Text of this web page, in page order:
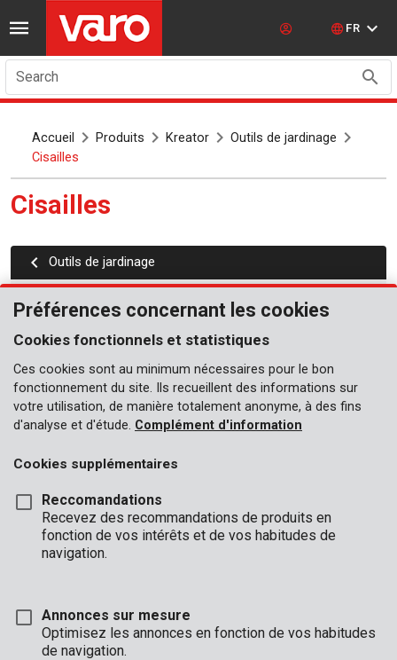
FR
Search
Accueil Produits Kreator
Outils de jardinage
Cisailles
Cisailles
Outils de jardinage
Ébrancheurs
Préférences concernant les cookies
Cookies fonctionnels et statistiques
Ces cookies sont au minimum nécessaires pour le bon
fonctionnement du site. Ils recueillent des informations sur
votre utilisation, de manière totalement anonyme, à des fins
d'analyse et d'étude. Complément d'information
Cookies supplémentaires
Reccomandations
Recevez des recommandations de produits en
fonction de vos intérêts et de vos habitudes de
navigation.
Annonces sur mesure
Optimisez les annonces en fonction de vos habitudes
de navigation.